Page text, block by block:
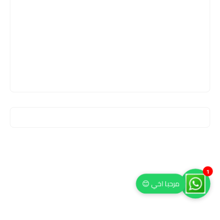
مرحبا اخي 😊